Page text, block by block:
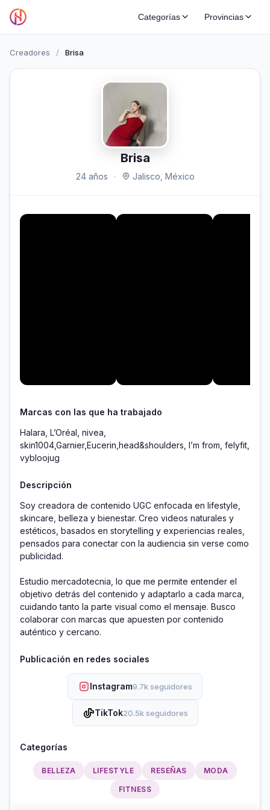
Categorías Provincias
Creadores / Brisa
Brisa
24 años · Jalisco, México
Marcas con las que ha trabajado
Halara, L’Oréal, nivea,
skin1004,Garnier,Eucerin,head&shoulders, I’m from, felyfit,
vybloojug
Descripción
Soy creadora de contenido UGC enfocada en lifestyle,
skincare, belleza y bienestar. Creo videos naturales y
estéticos, basados en storytelling y experiencias reales,
pensados para conectar con la audiencia sin verse como
publicidad.
Estudio mercadotecnia, lo que me permite entender el
objetivo detrás del contenido y adaptarlo a cada marca,
cuidando tanto la parte visual como el mensaje. Busco
colaborar con marcas que apuesten por contenido
auténtico y cercano.
Publicación en redes sociales
Instagram9.7k seguidores
TikTok20.5k seguidores
Categorías
BELLEZA LIFESTYLE RESEÑAS MODA
FITNESS